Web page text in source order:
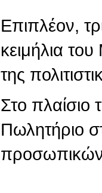
Επιπλέον,
κειμήλια
της
Στο πλαίσιο
Πωλητήριο
προσωπικών